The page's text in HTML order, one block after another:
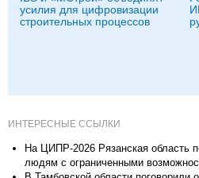
усилия для цифровизации
строительных процессов
ИНТЕРЕСНЫЕ ССЫЛКИ
На ЦИПР-2026 Рязанская область
людям с ограниченными